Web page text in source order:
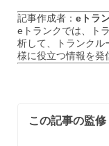
記事作成者： eトラ
eトランクでは、ト
析して、トランクル
様に役立つ情報を発
この記事の監